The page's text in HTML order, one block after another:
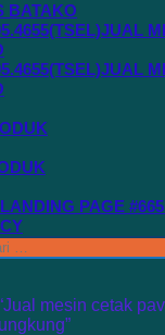
BATAKO
PAGE
mesin cetak